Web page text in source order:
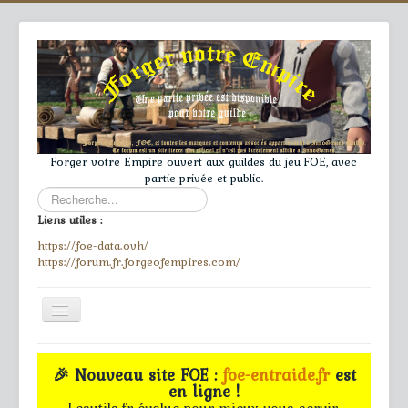
Forger votre Empire ouvert aux guildes du jeu FOE, avec
partie privée et public.
Rechercher
Liens utiles :
https://foe-data.ovh/
https://forum.fr.forgeofempires.com/
Toggle
Navigation
≡
Accueil
🎉 Nouveau site FOE :foe-entraide.frest
en ligne !